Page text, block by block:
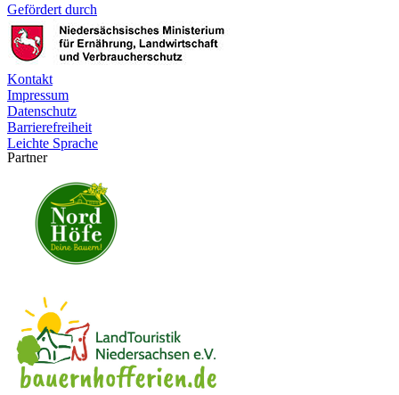
Gefördert durch
Kontakt
Impressum
Datenschutz
Barrierefreiheit
Leichte Sprache
Partner